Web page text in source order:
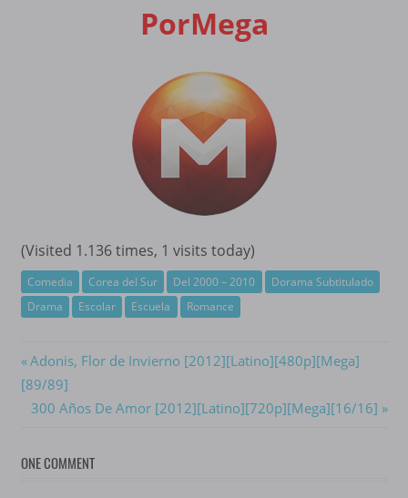
PorMega
(Visited 1.136 times, 1 visits today)
Comedia Corea del Sur Del 2000 – 2010
Dorama Subtitulado
Drama
Escolar Escuela Romance
Navegación
de
Previous
Post:
Adonis, Flor de Invierno [2012][Latino][480p][Mega]
[89/89]
Next
300 Años De Amor [2012][Latino][720p][Mega][16/16]
ONE COMMENT